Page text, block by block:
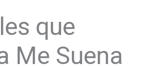
que
Me Suena